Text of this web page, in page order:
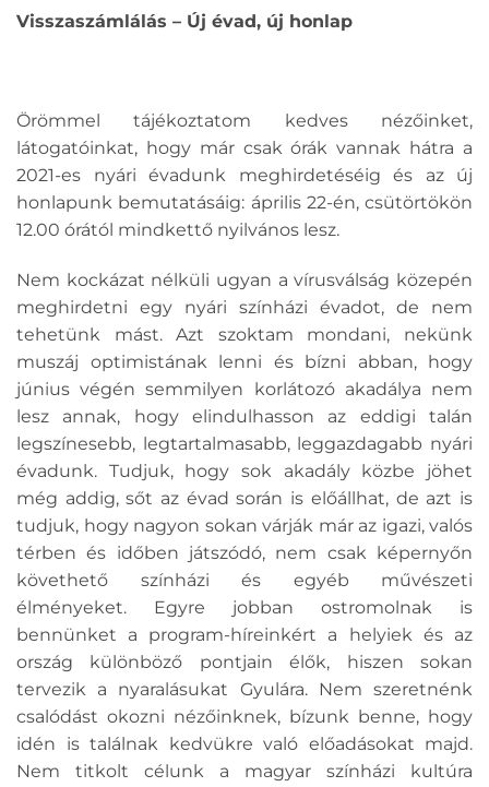
Visszaszámlálás – Új évad, új honlap
Örömmel tájékoztatom kedves nézőinket,
látogatóinkat, hogy már csak órák vannak hátra a
2021-es nyári évadunk meghirdetéséig és az új
honlapunk bemutatásáig: április 22-én, csütörtökön
12.00 órától mindkettő nyilvános lesz.
Nem kockázat nélküli ugyan a vírusválság közepén
meghirdetni egy nyári színházi évadot, de nem
tehetünk mást. Azt szoktam mondani, nekünk
muszáj optimistának lenni és bízni abban, hogy
június végén semmilyen korlátozó akadálya nem
lesz annak, hogy elindulhasson az eddigi talán
legszínesebb, legtartalmasabb, leggazdagabb nyári
évadunk. Tudjuk, hogy sok akadály közbe jöhet
még addig, sőt az évad során is előállhat, de azt is
tudjuk, hogy nagyon sokan várják már az igazi, valós
térben és időben játszódó, nem csak képernyőn
követhető színházi és egyéb művészeti
élményeket. Egyre jobban ostromolnak is
bennünket a program-híreinkért a helyiek és az
ország különböző pontjain élők, hiszen sokan
tervezik a nyaralásukat Gyulára. Nem szeretnénk
csalódást okozni nézőinknek, bízunk benne, hogy
idén is találnak kedvükre való előadásokat majd.
Nem titkolt célunk a magyar színházi kultúra